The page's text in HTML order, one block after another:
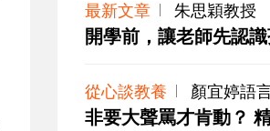
最新文章 朱思穎教授
開學前，讓老師先認
從心談教養 顏宜婷語
非要大聲罵才肯動？